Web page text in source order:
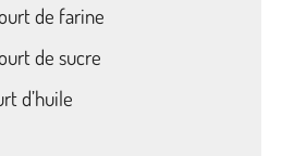
de farine
de sucre
d’huile